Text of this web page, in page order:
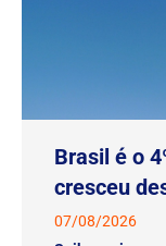
Brasil é o
cresceu
07/08/2026